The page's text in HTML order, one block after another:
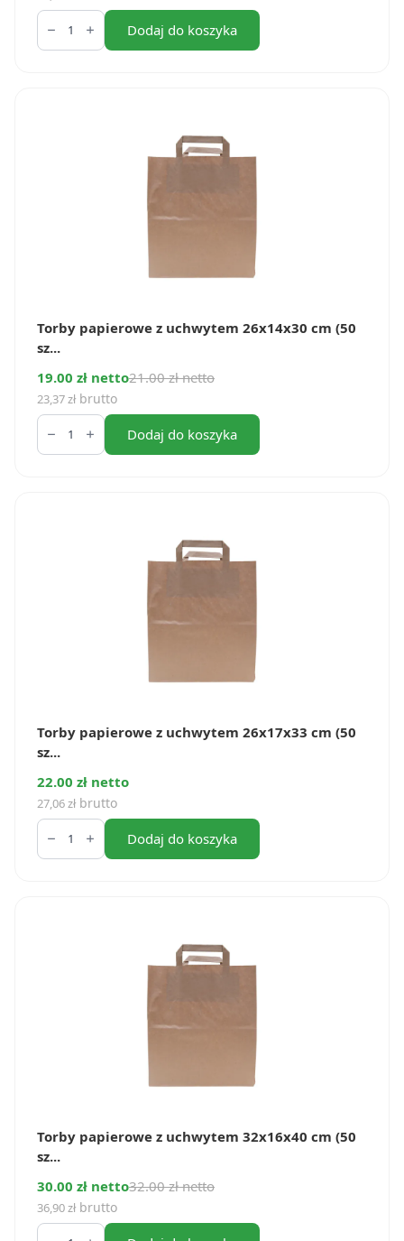
ilość
Torby
papieorwe
Dodaj do koszyka
Torby papierowe z uchwytem 26x14x30 cm (50
sz...
19.00 zł netto21.00 zł netto
23,37zł brutto
ilość
Torby
papierowe
Dodaj do koszyka
Torby papierowe z uchwytem 26x17x33 cm (50
sz...
22.00 zł netto
27,06zł brutto
ilość
Torby
papierowe
Dodaj do koszyka
Torby papierowe z uchwytem 32x16x40 cm (50
sz...
30.00 zł netto32.00 zł netto
36,90zł brutto
ilość